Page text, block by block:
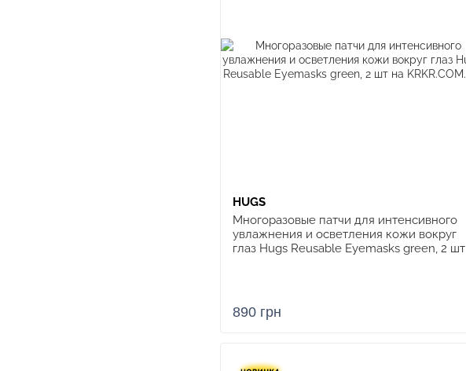
HUGS
Многоразовые патчи для интенсивного
увлажнения и осветления кожи вокруг
глаз Hugs Reusable Eyemasks green, 2 шт
890 грн